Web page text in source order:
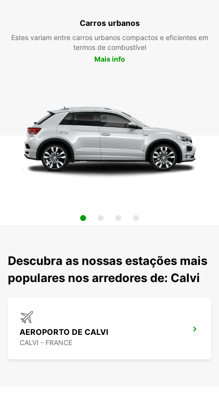
Carros urbanos
Estes variam entre carros urbanos compactos e eficientes em
termos de combustível
Mais info
Descubra as nossas estações mais
populares nos arredores de: Calvi
AEROPORTO DE CALVI
CALVI - FRANCE